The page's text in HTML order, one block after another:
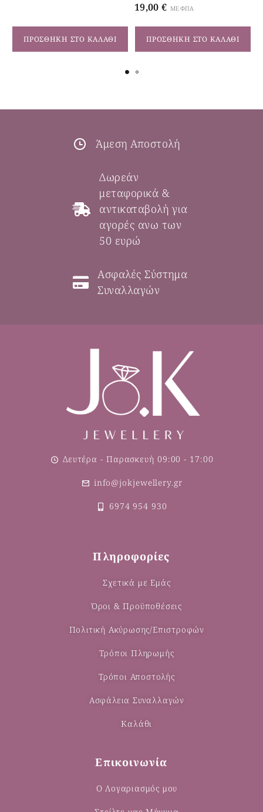
ΠΡΟΣΘΉΚΗ ΣΤΟ ΚΑΛΆΘΙ ΠΡΟΣΘΉΚΗ ΣΤΟ ΚΑΛΆΘΙ
19,00 € ΜΕ ΦΠΑ
Άμεση Αποστολή
Δωρεάν
μεταφορικά &
αντικαταβολή για
αγορές ανω των
50 ευρώ
Ασφαλές Σύστημα
Συναλλαγών
Δευτέρα - Παρασκευή 09:00 - 17:00
info@jokjewellery.gr
6974 954 930
Πληροφορίες
Σχετικά με Εμάς
Όροι & Προϋποθέσεις
Πολιτική Ακύρωσης/Επιστροφών
Τρόποι Πληρωμής
Τρόποι Αποστολής
Ασφάλεια Συναλλαγών
Καλάθι
Επικοινωνία
Ο Λογαριασμός μου